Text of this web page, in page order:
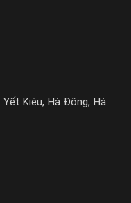
Yết Kiêu, Hà Đông, Hà